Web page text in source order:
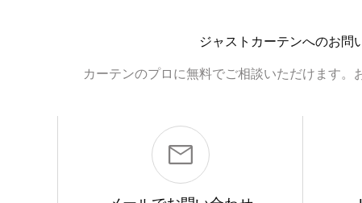
ジャストカーテンへのお問
カーテンのプロに無料でご相談いただけます。